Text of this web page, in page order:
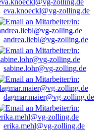
eva.knoeckl@vg-zolling.de
andrea.liebl@vg-zolling.de
sabine.lohr@vg-zolling.de
dagmar.maier@vg-zolling.de
erika.mehl@vg-zolling.de